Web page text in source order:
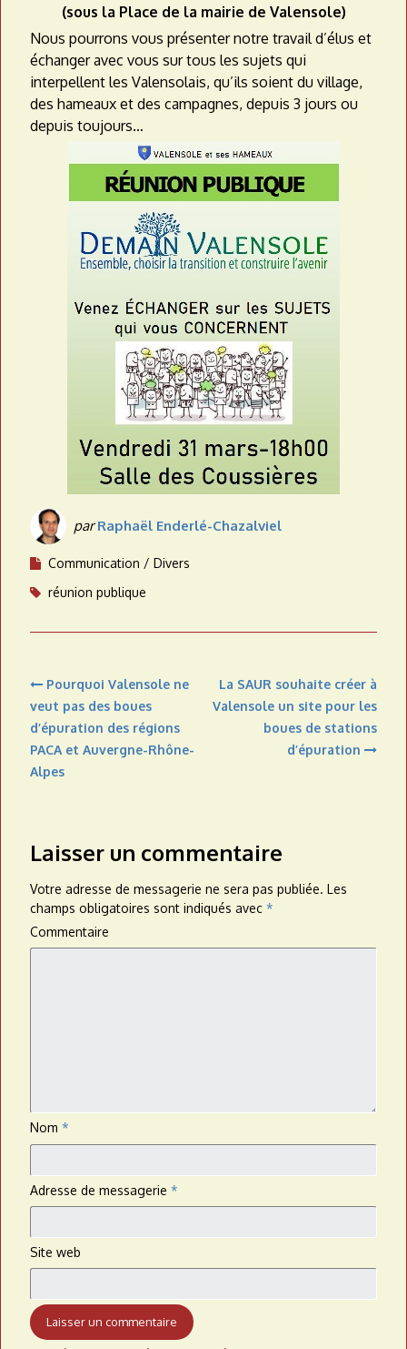
(sous la Place de la mairie de Valensole)
Nous pourrons vous présenter notre travail d’élus et
échanger avec vous sur tous les sujets qui
interpellent les Valensolais, qu’ils soient du village,
des hameaux et des campagnes, depuis 3 jours ou
depuis toujours…
parRaphaël Enderlé-Chazalviel
Communication
Divers
réunion publique
Navigation
de
l’article
Pourquoi Valensole ne
veut pas des boues
d’épuration des régions
PACA et Auvergne-Rhône-
Alpes
La SAUR souhaite créer à
Valensole un site pour les
boues de stations
d’épuration
Laisser un commentaire
Votre adresse de messagerie ne sera pas publiée. Les
champs obligatoires sont indiqués avec *
Commentaire
Nom *
Adresse de messagerie *
Site web